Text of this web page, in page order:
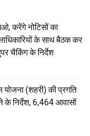
करेंगे नोटिसों का
के साथ बैठक कर
चैकिंग के निर्देश
योजना (शहरी) की प्रगति
के निर्देश, 6,464 आवासों